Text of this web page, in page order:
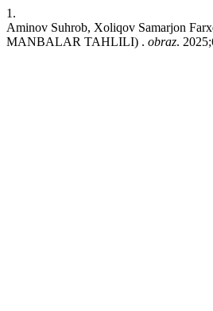
1.
Aminov Suhrob, Xoliqov Samarjon
MANBALAR TAHLILI) . obraz.